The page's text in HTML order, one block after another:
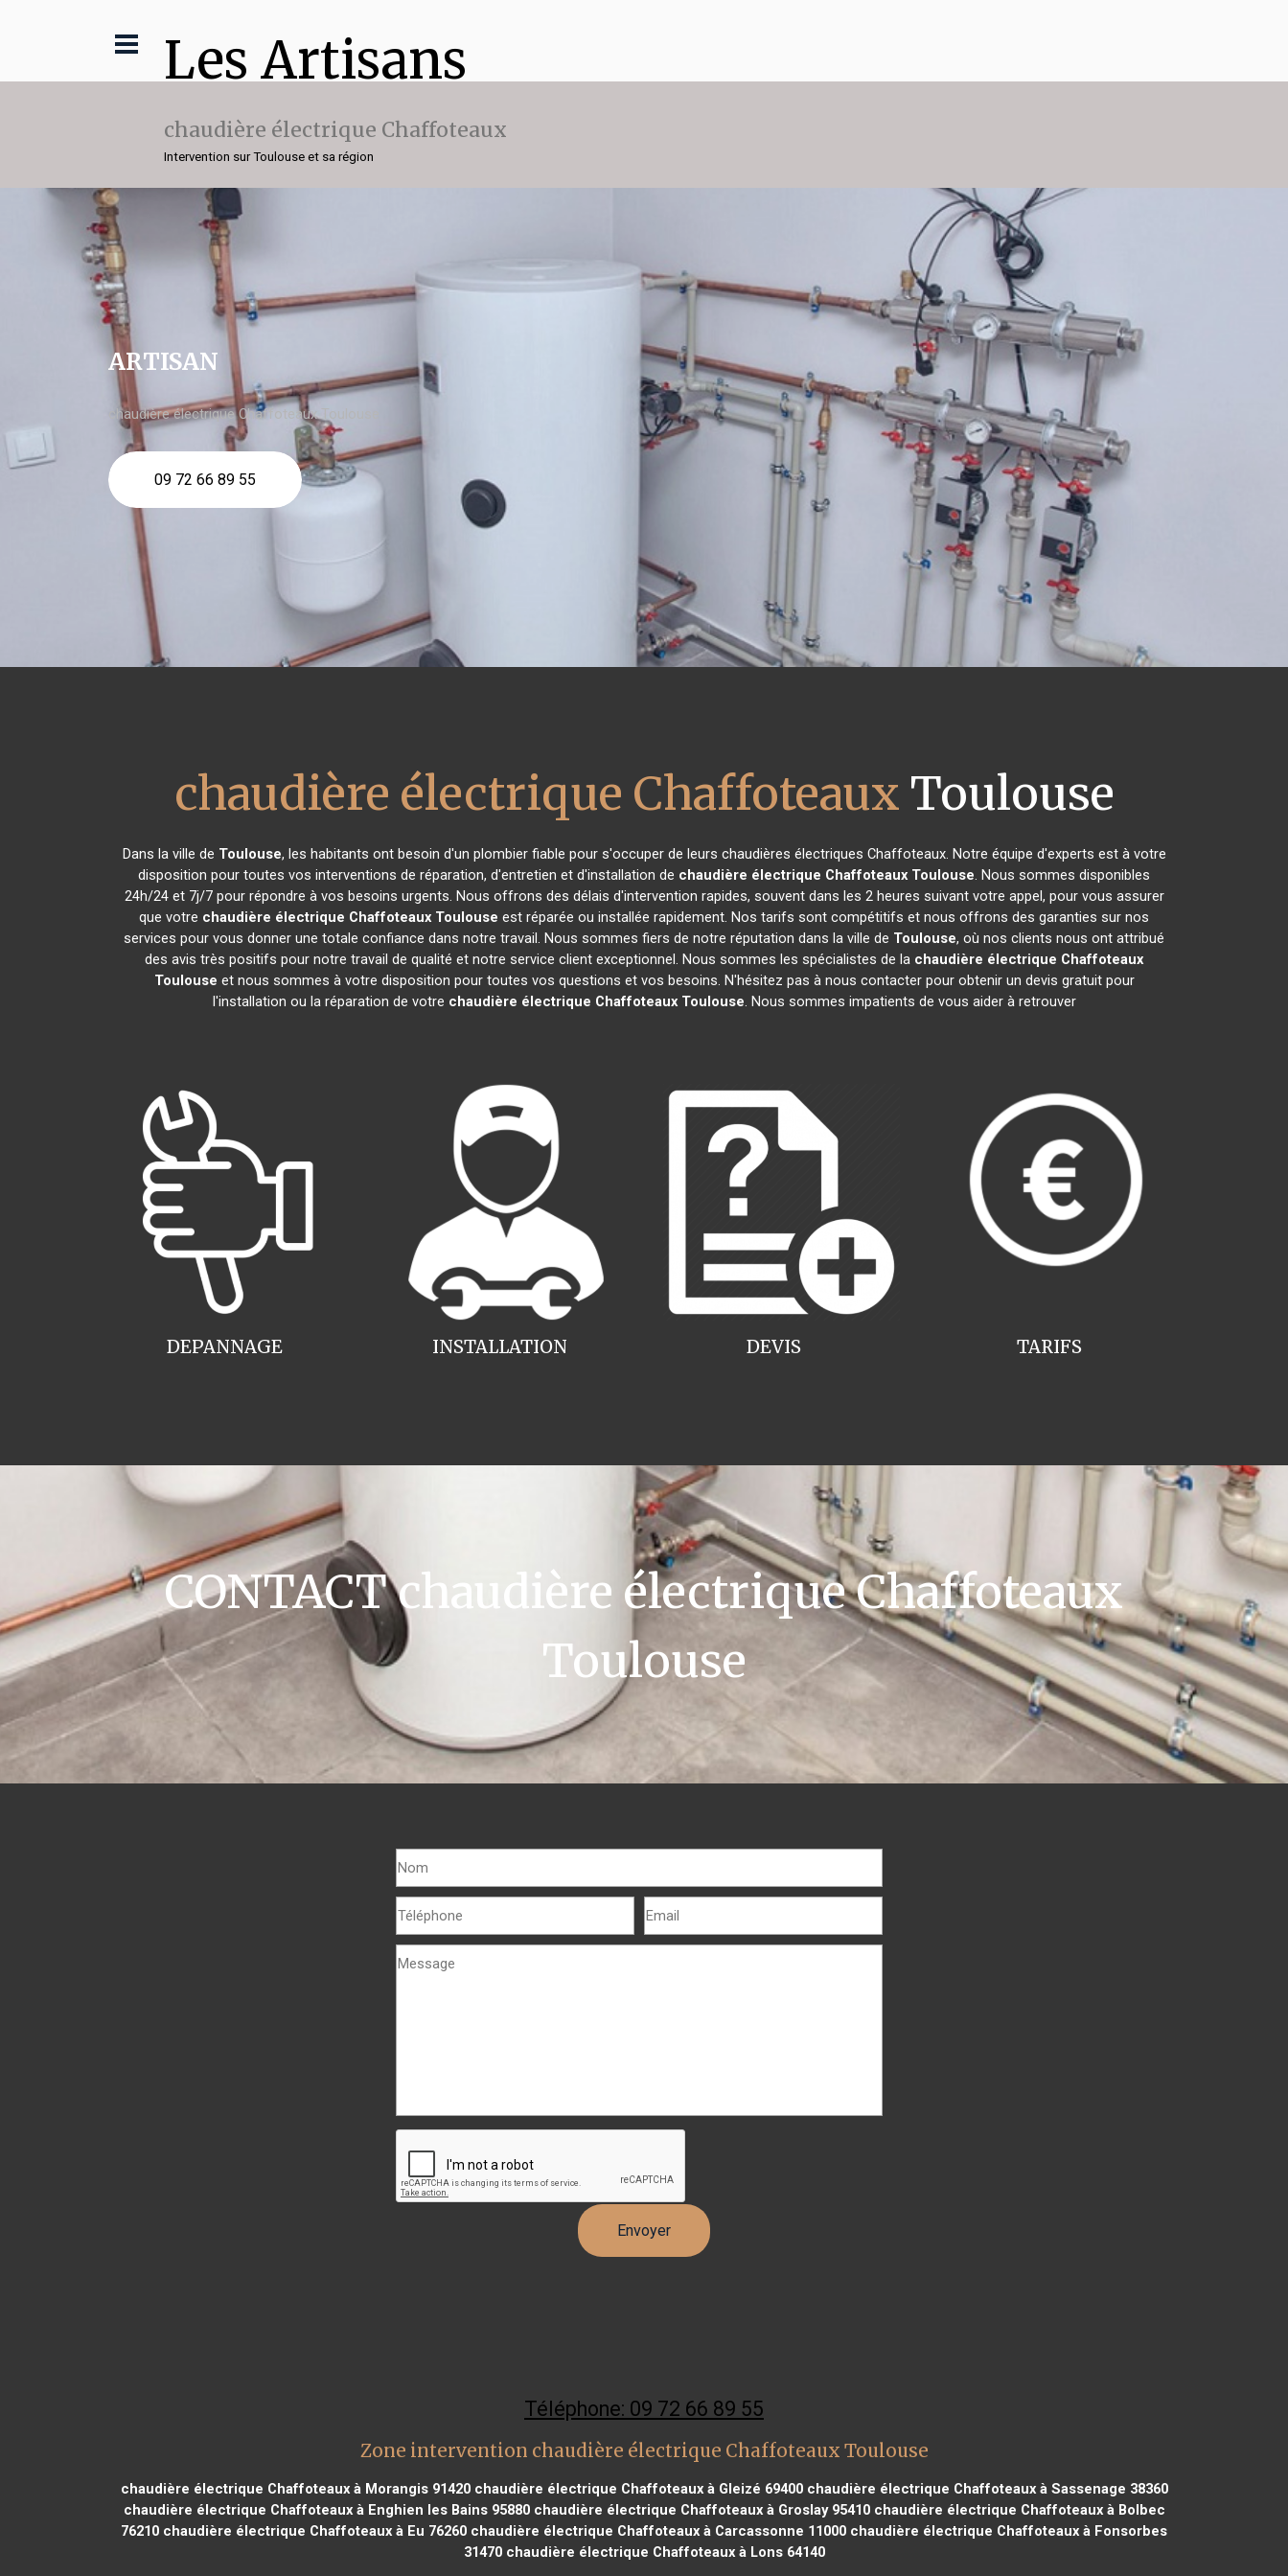
Les Artisans
chaudière électrique Chaffoteaux
Intervention sur Toulouse et sa région
ARTISAN
chaudière électrique Chaffoteaux Toulouse
09 72 66 89 55
chaudière électrique Chaffoteaux Toulouse
Dans la ville de Toulouse, les habitants ont besoin d'un plombier fiable pour s'occuper de leurs chaudières électriques Chaffoteaux. Notre équipe d'experts est à votre
disposition pour toutes vos interventions de réparation, d'entretien et d'installation de chaudière électrique Chaffoteaux Toulouse. Nous sommes disponibles
24h/24 et 7j/7 pour répondre à vos besoins urgents. Nous offrons des délais d'intervention rapides, souvent dans les 2 heures suivant votre appel, pour vous assurer
que votre chaudière électrique Chaffoteaux Toulouse est réparée ou installée rapidement. Nos tarifs sont compétitifs et nous offrons des garanties sur nos
services pour vous donner une totale confiance dans notre travail. Nous sommes fiers de notre réputation dans la ville de Toulouse, où nos clients nous ont attribué
des avis très positifs pour notre travail de qualité et notre service client exceptionnel. Nous sommes les spécialistes de la chaudière électrique Chaffoteaux
Toulouse et nous sommes à votre disposition pour toutes vos questions et vos besoins. N'hésitez pas à nous contacter pour obtenir un devis gratuit pour
l'installation ou la réparation de votre chaudière électrique Chaffoteaux Toulouse. Nous sommes impatients de vous aider à retrouver
INSTALLATION
DEPANNAGE TARIFS
DEVIS
CONTACT chaudière électrique Chaffoteaux
Toulouse
Téléphone: 09 72 66 89 55
Zone intervention chaudière électrique Chaffoteaux Toulouse
chaudière électrique Chaffoteaux à Morangis 91420chaudière électrique Chaffoteaux à Gleizé 69400chaudière électrique Chaffoteaux à Sassenage 38360
chaudière électrique Chaffoteaux à Enghien les Bains 95880chaudière électrique Chaffoteaux à Groslay 95410chaudière électrique Chaffoteaux à Bolbec
76210 chaudière électrique Chaffoteaux à Eu 76260 chaudière électrique Chaffoteaux à Carcassonne 11000 chaudière électrique Chaffoteaux à Fonsorbes
31470chaudière électrique Chaffoteaux à Lons 64140